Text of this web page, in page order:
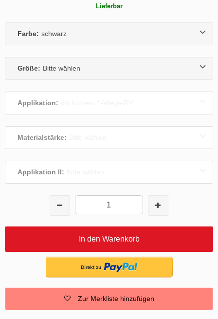
Lieferbar
Farbe: schwarz
Größe: Bitte wählen
Applikation:
Materialstärke:
Applikation II:
In den Warenkorb
Zur Merkliste hinzufügen